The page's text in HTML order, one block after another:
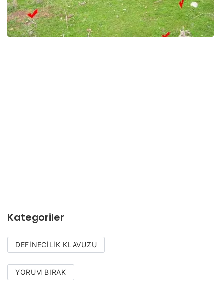
Kategoriler
DEFINECILIK KLAVUZU
YORUM BIRAK